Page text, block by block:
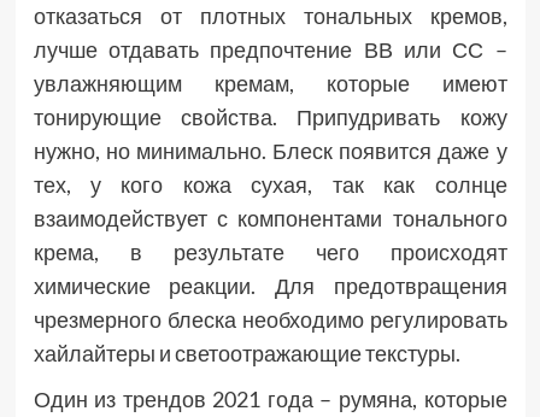
отказаться от плотных тональных кремов,
лучше отдавать предпочтение ВВ или СС –
увлажняющим кремам, которые имеют
тонирующие свойства. Припудривать кожу
нужно, но минимально. Блеск появится даже у
тех, у кого кожа сухая, так как солнце
взаимодействует с компонентами тонального
крема, в результате чего происходят
химические реакции. Для предотвращения
чрезмерного блеска необходимо регулировать
хайлайтеры и светоотражающие текстуры.
Один из трендов 2021 года – румяна, которые